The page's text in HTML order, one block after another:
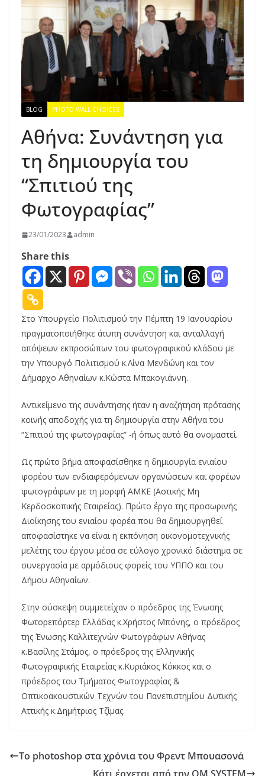
BLOG PHOTO WALL CHOICES
Αθήνα: Συνάντηση για
τη δημιουργία του
“Σπιτιού της
Φωτογραφίας”
23/01/2023 admin
Share this
Στο Υπουργείο Πολιτισμού την Πέμπτη 19 Ιανουαρίου
πραγματοποιήθηκε άτυπη συνάντηση και ανταλλαγή
απόψεων εκπροσώπων του φωτογραφικού κλάδου με
την Υπουργό Πολιτισμού κ.Λίνα Μενδώνη και τον
Δήμαρχο Αθηναίων κ.Κώστα Μπακογιάννη.
Αντικείμενο της συνάντησης ήταν η αναζήτηση πρότασης
κοινής αποδοχής για τη δημιουργία στην Αθήνα του
“Σπιτιού της φωτογραφίας” -ή όπως αυτό θα ονομαστεί.
Ως πρώτο βήμα αποφασίσθηκε η δημιουργία ενιαίου
φορέου των ενδιαφερόμενων οργανώσεων και φορέων
φωτογράφων με τη μορφή ΑΜΚΕ (Αστικής Μη
Κερδοσκοπικής Εταιρείας). Πρώτο έργο της προσωρινής
Διοίκησης του ενιαίου φορέα που θα δημιουργηθεί
αποφασίστηκε να είναι η εκπόνηση οικονομοτεχνικής
μελέτης του έργου μέσα σε εύλογο χρονικό διάστημα σε
συνεργασία με αρμόδιους φορείς του ΥΠΠΟ και του
Δήμου Αθηναίων.
Στην σύσκεψη συμμετείχαν ο πρόεδρος της Ένωσης
Φωτορεπόρτερ Ελλάδας κ.Χρήστος Μπόνης, ο πρόεδρος
της Ένωσης Καλλιτεχνών Φωτογράφων Αθήνας
κ.Βασίλης Στάμος, ο πρόεδρος της Ελληνικής
Φωτογραφικής Εταιρείας κ.Κυριάκος Κόκκος και ο
πρόεδρος του Τμήματος Φωτογραφίας &
Οπτικοακουστικών Τεχνών του Πανεπιστημίου Δυτικής
Αττικής κ.Δημήτριος Τζίμας.
Το photoshop στα χρόνια του Φρεντ Μπουασονά